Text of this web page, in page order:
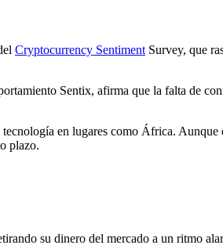
Cryptocurrency Sentiment Survey, que
Sentix, afirma que la falta de
en lugares como África. Aunque
plazo.
su dinero del mercado a un ritmo